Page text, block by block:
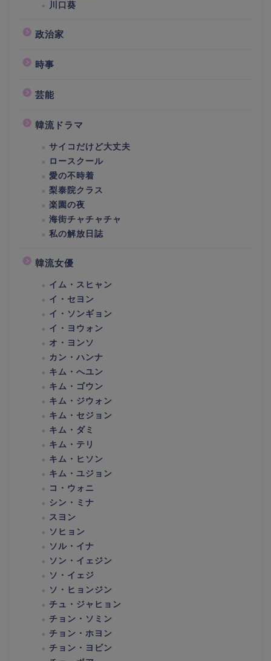
川口葵
政治家
時事
芸能
韓流ドラマ
サイコだけど大丈夫
ロースクール
愛の不時着
梨泰院クラス
楽園の夜
海街チャチャチャ
私の解放日誌
韓流女優
イム・スヒャン
イ・セヨン
イ・ソンギョン
イ・ヨウォン
オ・ヨンソ
カン・ハンナ
キム・へユン
キム・ゴウン
キム・ジウォン
キム・セジョン
キム・ダミ
キム・テリ
キム・ヒソン
キム・ユジョン
コ・ウォニ
シン・ミナ
スヨン
ソヒョン
ソル・イナ
ソン・イェジン
ソ・イェジ
ソ・ヒョンジン
チュ・ジャヒョン
チョン・ソミン
チョン・ホヨン
チョン・ヨビン